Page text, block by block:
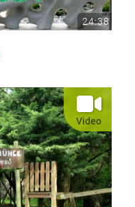
24:38
Video